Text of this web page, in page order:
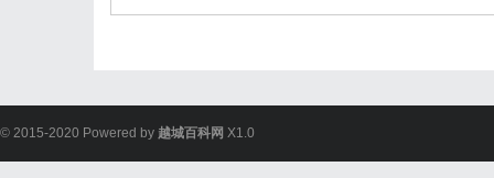
© 2015-2020 Powered by 越城百科网 X1.0